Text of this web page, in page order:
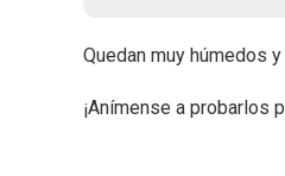
Quedan muy húmedos
¡Anímense a probarlos